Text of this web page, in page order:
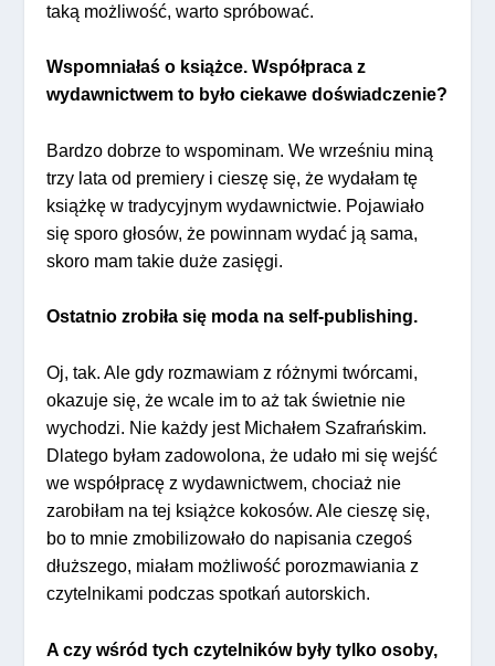
taką możliwość, warto spróbować.
Wspomniałaś o książce. Współpraca z
wydawnictwem to było ciekawe doświadczenie?
Bardzo dobrze to wspominam. We wrześniu miną
trzy lata od premiery i cieszę się, że wydałam tę
książkę w tradycyjnym wydawnictwie. Pojawiało
się sporo głosów, że powinnam wydać ją sama,
skoro mam takie duże zasięgi.
Ostatnio zrobiła się moda na self-publishing.
Oj, tak. Ale gdy rozmawiam z różnymi twórcami,
okazuje się, że wcale im to aż tak świetnie nie
wychodzi. Nie każdy jest Michałem Szafrańskim.
Dlatego byłam zadowolona, że udało mi się wejść
we współpracę z wydawnictwem, chociaż nie
zarobiłam na tej książce kokosów. Ale cieszę się,
bo to mnie zmobilizowało do napisania czegoś
dłuższego, miałam możliwość porozmawiania z
czytelnikami podczas spotkań autorskich.
A czy wśród tych czytelników były tylko osoby,